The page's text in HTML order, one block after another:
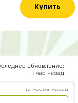
Купить
обновление:
1 час назад
14 часов назад
12 часов назад